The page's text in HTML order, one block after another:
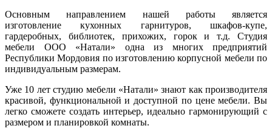
Основным направлением нашей работы является
изготовление кухонных гарнитуров, шкафов-купе,
гардеробных, библиотек, прихожих, горок и т.д. Студия
мебели ООО «Натали» одна из многих предприятий
Республики Мордовия по изготовлению корпусной мебели по
индивидуальным размерам.
Уже 10 лет студию мебели «Натали» знают как производителя
красивой, функциональной и доступной по цене мебели. Вы
легко сможете создать интерьер, идеально гармонирующий с
размером и планировкой комнаты.